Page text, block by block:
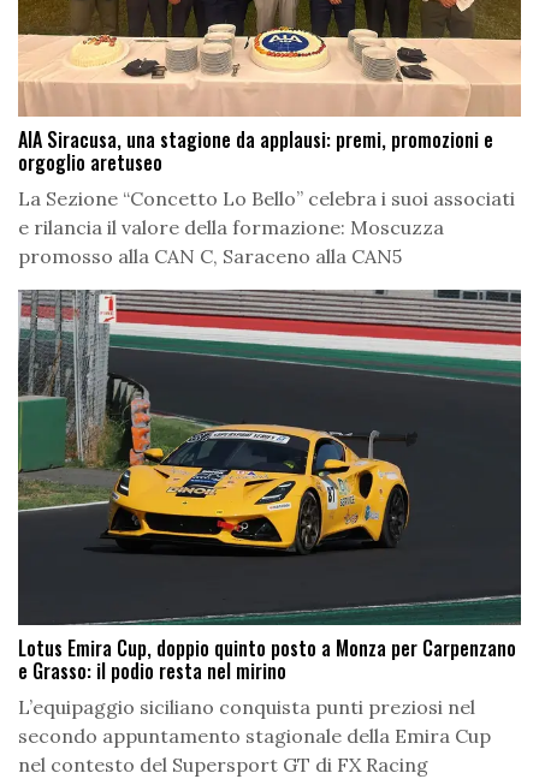
AIA Siracusa, una stagione da applausi: premi, promozioni e
orgoglio aretuseo
La Sezione “Concetto Lo Bello” celebra i suoi associati
e rilancia il valore della formazione: Moscuzza
promosso alla CAN C, Saraceno alla CAN5
Lotus Emira Cup, doppio quinto posto a Monza per Carpenzano
e Grasso: il podio resta nel mirino
L’equipaggio siciliano conquista punti preziosi nel
secondo appuntamento stagionale della Emira Cup
nel contesto del Supersport GT di FX Racing